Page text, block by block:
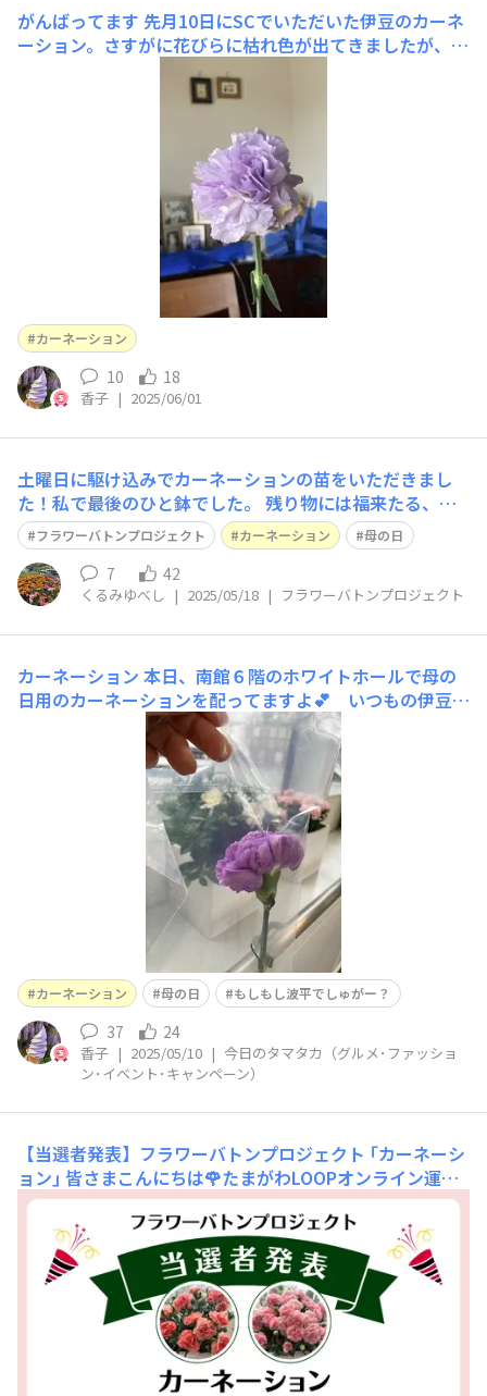
がんばってます 先月10日にSCでいただいた伊豆のカーネ
ーション。さすがに花びらに枯れ色が出てきましたが、も
う2〜3日は保ちそうです。がんばってます💪
カーネーション
10 18
香子 | 2025/06/01
土曜日に駆け込みでカーネーションの苗をいただきまし
た！私で最後のひと鉢でした。 残り物には福来たる、と
いうことで。まだまだたくさん蕾があるカーネーション、
これから赤ちゃんと一緒に見守っていこうと思います👶🌸
フラワーバトンプロジェクト カーネーション 母の日
7 42
くるみゆべし | 2025/05/18 | フラワーバトンプロジェクト
カーネーション 本日、南館６階のホワイトホールで母の
日用のカーネーションを配ってますよ💕 いつもの伊豆の
カーネーションです。私は新色という紫のお花をいただき
ました🟣 天気が良くないせいか２時過ぎてもたくさんあ
りましたよ。お近くの方はどうぞ行ってらして〜♬ちなみ
に大北海道展混んでました💦 魅力的だけど平日でなおす
カーネーション 母の日 もしもし波平でしゅがー？
37 24
香子 | 2025/05/10 | 今日のタマタカ（グルメ･ファッショ
ン･イベント･キャンペーン）
【当選者発表】フラワーバトンプロジェクト ｢カーネーシ
ョン｣ 皆さまこんにちは🌹たまがわLOOPオンライン運営
事務局です。フラワーバトンプロジェクト ｢カーネーショ
ン｣ に、大変多くの皆さまからご応募いただきました！コ
メントを投稿してくださった皆さま、そして “いいね” や
コメント返信でキャンペーンを盛りあげてくださった皆さ
ま、本当にありがとうございます😆本キ